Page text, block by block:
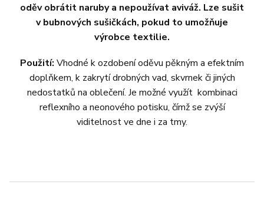
oděv obrátit naruby a nepoužívat aviváž. Lze sušit
v bubnových sušičkách, pokud to umožňuje
výrobce textilie.
Použití: Vhodné k ozdobení oděvu pěkným a efektním
doplňkem, k zakrytí drobných vad, skvrnek či jiných
nedostatků na oblečení. Je možné využít kombinaci
reflexního a neonového potisku, čímž se zvýší
viditelnost ve dne i za tmy.